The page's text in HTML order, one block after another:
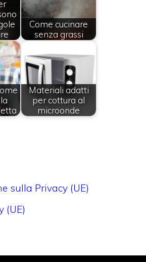
Come cucinare
senza grassi
Materiali adatti
per cottura al
microonde
sulla Privacy (UE)
(UE)